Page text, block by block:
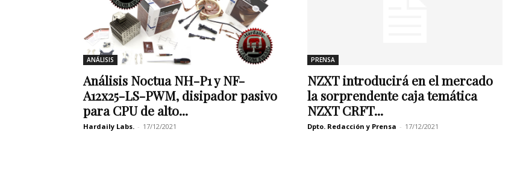
ANÁLISIS
Análisis Noctua NH-P1 y NF-
A12x25-LS-PWM, disipador pasivo
para CPU de alto...
Hardaily Labs. - 17/12/2021
PRENSA
NZXT introducirá en el mercado
la sorprendente caja temática
NZXT CRFT...
Dpto. Redacción y Prensa - 17/12/2021